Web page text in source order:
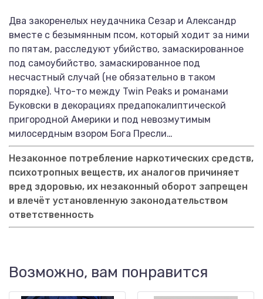
Два закоренелых неудачника Сезар и Александр
вместе с безымянным псом, который ходит за ними
по пятам, расследуют убийство, замаскированное
под самоубийство, замаскированное под
несчастный случай (не обязательно в таком
порядке). Что-то между Twin Peaks и романами
Буковски в декорациях предапокалиптической
пригородной Америки и под невозмутимым
милосердным взором Бога Пресли…
Незаконное потребление наркотических средств,
психотропных веществ, их аналогов причиняет
вред здоровью, их незаконный оборот запрещен
и влечёт установленную законодательством
ответственность
Возможно, вам понравится